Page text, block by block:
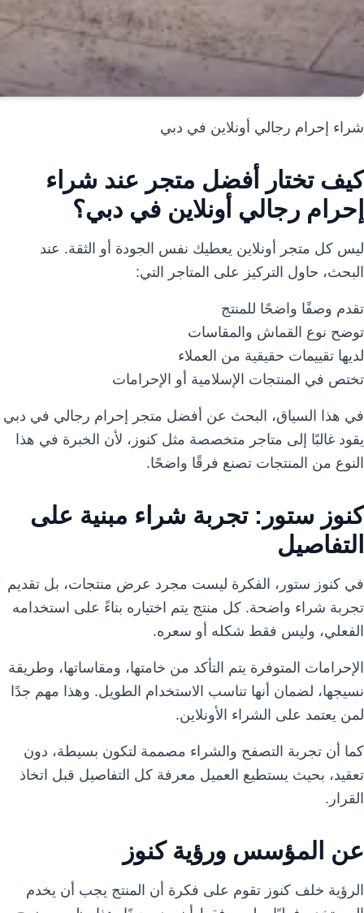
شراء إحرام رجالي أونلاين في دبي
كيف تختار أفضل متجر عند شراء
إحرام رجالي أونلاين في دبي؟
ليس كل متجر أونلاين يعطيك نفس الجودة أو الثقة. عند
البحث، حاول التركيز على المتاجر التي:
تقدم وصفًا واضحًا للمنتج
توضح نوع القماش والمقاسات
لديها تقييمات حقيقية من العملاء
تختص في المنتجات الإسلامية أو الإحرامات
في هذا السياق، البحث عن أفضل متجر إحرام رجالي في دبي
يقود غالبًا إلى متاجر متخصصة مثل كنوز، لأن الخبرة في هذا
النوع من المنتجات تصنع فرقًا واضحًا.
كنوز ستور: تجربة شراء مبنية على
التفاصيل
في كنوز ستور، الفكرة ليست مجرد عرض منتجات، بل تقديم
تجربة شراء واضحة. كل منتج يتم اختياره بناءً على استخدامه
الفعلي، وليس فقط شكله أو سعره.
الإحرامات المتوفرة يتم التأكد من خامتها، ومقاساتها، وطريقة
نسيجها، لضمان أنها تناسب الاستخدام الطويل. وهذا مهم جدًا
لمن يعتمد على الشراء الأونلاين.
كما أن تجربة التصفح والشراء مصممة لتكون بسيطة، دون
تعقيد، بحيث يستطيع العميل معرفة كل التفاصيل قبل اتخاذ
القرار.
عن المؤسس ورؤية كنوز
الرؤية خلف كنوز تقوم على فكرة أن المنتج يجب أن يخدم